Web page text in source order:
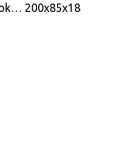
200x85x18